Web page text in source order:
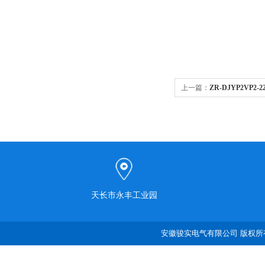
上一篇： ZR-DJYP2VP2-
天长市永丰工业园
安徽骏实电气有限公司 版权